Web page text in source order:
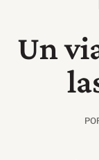
Un